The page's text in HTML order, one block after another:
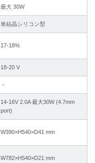
最大 30W
単結晶シリコン型
17-18%
18-20 V
－
14-16V 2.0A 最大30W (4.7mm
port)
W390×H540×D41 mm
W782×H540×D21 mm